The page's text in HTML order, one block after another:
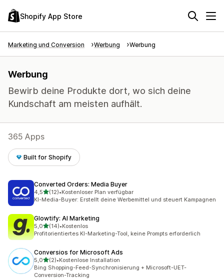
Shopify App Store
Marketing und Conversion Werbung Werbung
Werbung
Bewirb deine Produkte dort, wo sich deine
Kundschaft am meisten aufhält.
365 Apps
Built for Shopify
Converted Orders: Media Buyer
4,5von 5 Sternen
(12)
12 Rezensionen insgesamt
•Kostenloser Plan verfügbar
KI-Media-Buyer: Erstellt deine Werbemittel und steuert Kampagnen
Glowtify: AI Marketing
5,0von 5 Sternen
(14)
14 Rezensionen insgesamt
•Kostenlos
Profitorientiertes KI-Marketing-Tool, keine Prompts erforderlich
Conversios for Microsoft Ads
5,0von 5 Sternen
(2)
2 Rezensionen insgesamt
•Kostenlose Installation
Bing Shopping-Feed-Synchronisierung + Microsoft-UET-
Conversion-Tracking